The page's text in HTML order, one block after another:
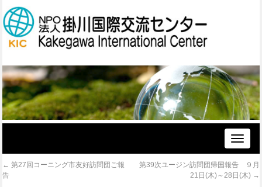
Toggle
← 第27回コーニング市友好訪問団ご報
告
第39次ユージン訪問団帰国報告 ９月
21日(木)～28日(木) →